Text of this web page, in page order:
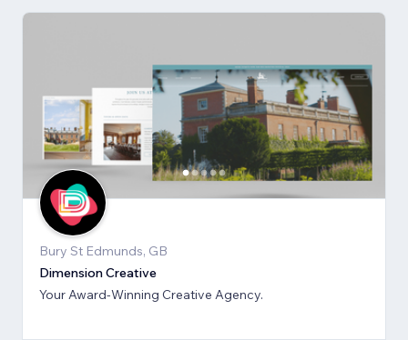
Bury St Edmunds, GB
Dimension Creative
Your Award-Winning Creative Agency.